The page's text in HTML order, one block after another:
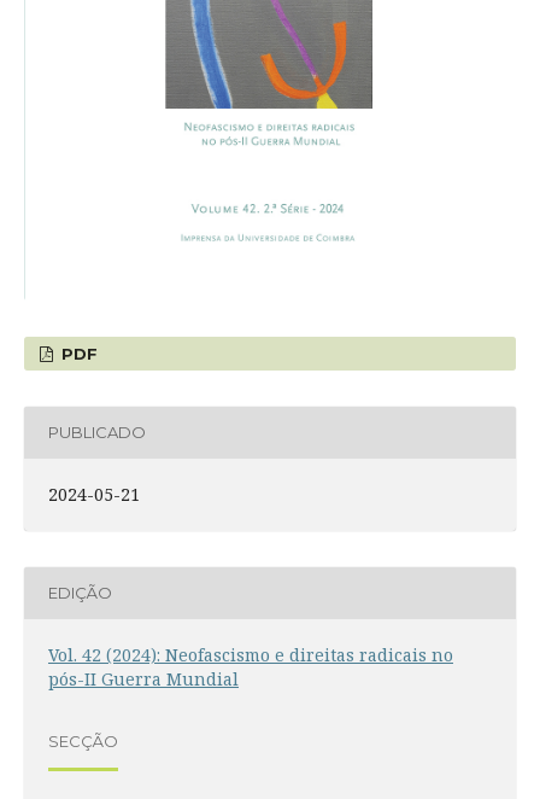
PDF
PUBLICADO
2024-05-21
EDIÇÃO
Vol. 42 (2024): Neofascismo e direitas radicais no
pós-II Guerra Mundial
SECÇÃO